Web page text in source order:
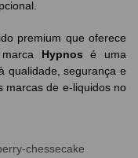
premium que oferece
Hypnos é uma
qualidade, segurança e
marcas de e-liquidos no
chessecake